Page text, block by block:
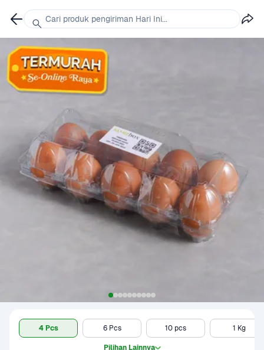
4 Pcs 6 Pcs 10 pcs 1 Kg
Pilihan Lainnya
Cari produk pengiriman Hari Ini...